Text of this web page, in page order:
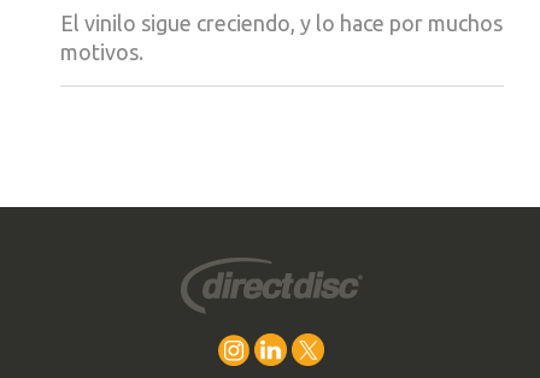
El vinilo sigue creciendo, y lo hace por muchos
motivos.